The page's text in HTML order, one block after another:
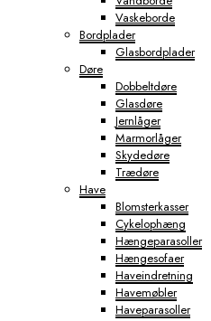
Vaskeborde
Bordplader
Glasbordplader
Døre
Dobbeltdøre
Glasdøre
Jernlåger
Marmorlåger
Skydedøre
Trædøre
Have
Blomsterkasser
Cykelophæng
Hængeparasoller
Hængesofaer
Haveindretning
Havemøbler
Haveparasoller